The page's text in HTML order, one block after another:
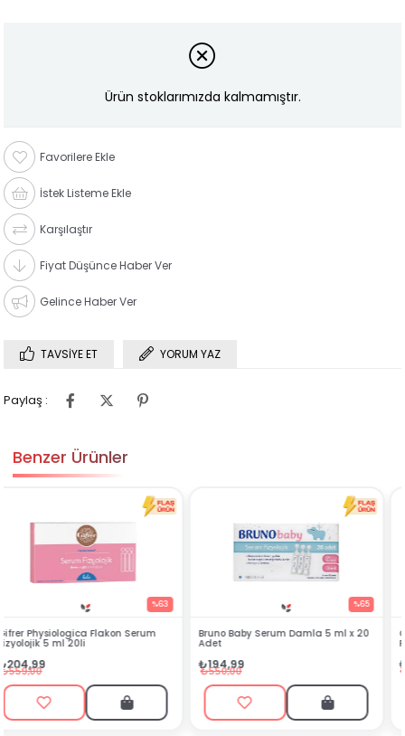
Ürün stoklarımızda kalmamıştır.
Favorilere Ekle
İstek Listeme Ekle
Karşılaştır
Fiyat Düşünce Haber Ver
Gelince Haber Ver
TAVSIYE ET YORUM YAZ
Paylaş :
Benzer Ürünler
Bruno Baby Serum Damla 5 ml x 20
Adet
₺194,99
₺550,00
Gifrer Serum Fizyolojik 5 ml x 10
Flakon
₺142,99
₺349,00